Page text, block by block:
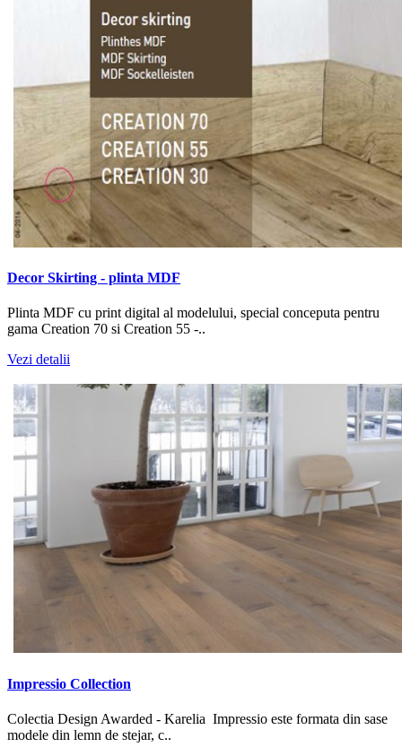
Decor Skirting - plinta MDF
Plinta MDF cu print digital al modelului, special conceputa pentru
gama Creation 70 si Creation 55 -..
Vezi detalii
Impressio Collection
Colectia Design Awarded - Karelia Impressio este formata din sase
modele din lemn de stejar, c..